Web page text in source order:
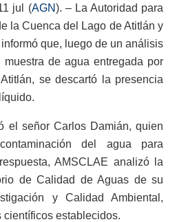
jul (AGN). – La Autoridad para
la Cuenca del Lago de Atitlán y
informó que, luego de un análisis
de agua entregada por
se descartó la presencia
el señor Carlos Damián, quien
del agua para
AMSCLAE analizó la
de Calidad de Aguas de su
y Calidad Ambiental,
establecidos.